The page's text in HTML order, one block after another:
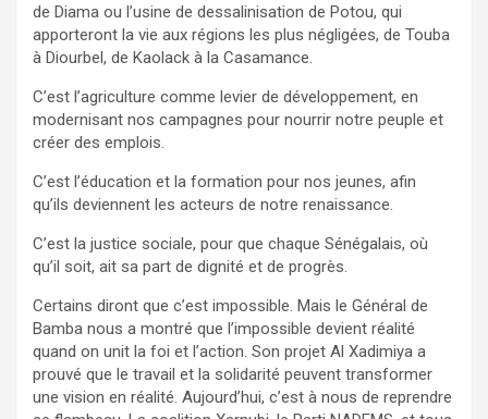
de Diama ou l’usine de dessalinisation de Potou, qui
apporteront la vie aux régions les plus négligées, de Touba
à Diourbel, de Kaolack à la Casamance.
C’est l’agriculture comme levier de développement, en
modernisant nos campagnes pour nourrir notre peuple et
créer des emplois.
C’est l’éducation et la formation pour nos jeunes, afin
qu’ils deviennent les acteurs de notre renaissance.
C’est la justice sociale, pour que chaque Sénégalais, où
qu’il soit, ait sa part de dignité et de progrès.
Certains diront que c’est impossible. Mais le Général de
Bamba nous a montré que l’impossible devient réalité
quand on unit la foi et l’action. Son projet Al Xadimiya a
prouvé que le travail et la solidarité peuvent transformer
une vision en réalité. Aujourd’hui, c’est à nous de reprendre